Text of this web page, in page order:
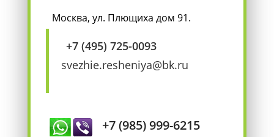
Москва, ул. Плющиха дом 91.
+7 (495) 725-0093
svezhie.resheniya@bk.ru
+7 (985) 999-6215